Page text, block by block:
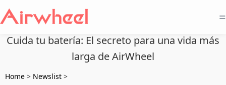
=
Cuida tu batería: El secreto para una vida más
larga de AirWheel
Home > Newslist >